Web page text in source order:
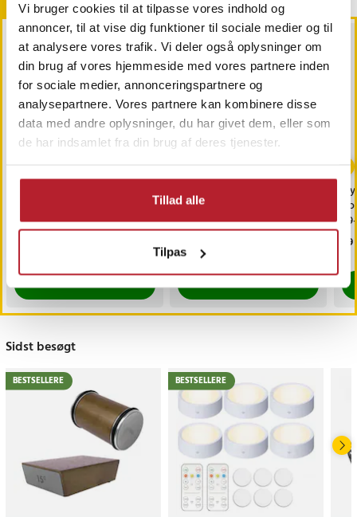
Vi bruger cookies til at tilpasse vores indhold og
annoncer, til at vise dig funktioner til sociale medier og til
at analysere vores trafik. Vi deler også oplysninger om
din brug af vores hjemmeside med vores partnere inden
for sociale medier, annonceringspartnere og
analysepartnere. Vores partnere kan kombinere disse
data med andre oplysninger, du har givet dem, eller som
de har indsamlet fra din brug af deres tjenester.
Tillad alle
Tilpas
Andre købte også
Findes på lager, Leveres i løbet af 1-2 hverdage
Køb
Flystrømper/støttestrøm
per 43-46
Findes på lager, Leveres i løbet af 1-2
Køb
Sidst besøgt
BESTSELLERE BESTSELLERE